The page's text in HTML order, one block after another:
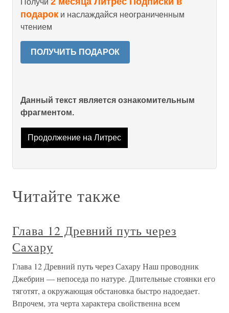
Получи
подарок и наслаждайся неограниченным
чтением
ПОЛУЧИТЬ ПОДАРОК
Данный текст является ознакомительным
фрагментом.
Продолжение на Литрес
Читайте также
Глава 12 Древний путь через
Сахару
Глава 12 Древний путь через Сахару Наш проводник
Джебрин — непоседа по натуре. Длительные стоянки его
тяготят, а окружающая обстановка быстро надоедает.
Впрочем, эта черта характера свойственна всем